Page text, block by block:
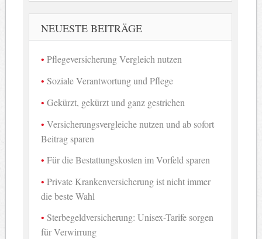
NEUESTE BEITRÄGE
Pflegeversicherung Vergleich nutzen
Soziale Verantwortung und Pflege
Gekürzt, gekürzt und ganz gestrichen
Versicherungsvergleiche nutzen und ab sofort
Beitrag sparen
Für die Bestattungskosten im Vorfeld sparen
Private Krankenversicherung ist nicht immer
die beste Wahl
Sterbegeldversicherung: Unisex-Tarife sorgen
für Verwirrung